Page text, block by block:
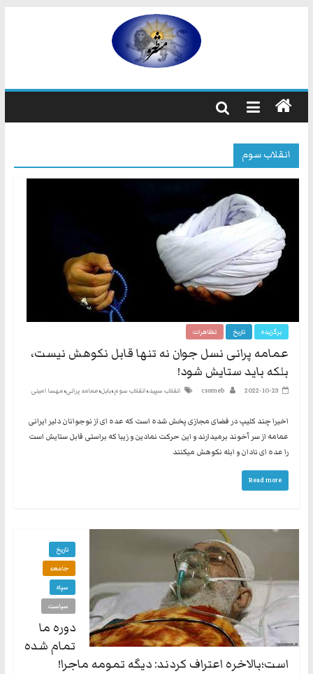
مشروطه
مشروطه
حزب
راه
است
نه
و
به
مشروعه
انقلاب سوم
برگزیده تاریخ تظاهرات
عمامه پرانی نسل جوان نه تنها قابل نکوهش نیست،
بلکه باید ستایش شود!
2022-10-23
csomeb انقلاب سپید،انقلاب سوم،بابل،عمامه پرانی،مهسا امینی
اخیرا چند کلیپ در فضای مجازی پخش شده است که عده ای از نوجوانان دلیر ایرانی
عمامه از سر آخوند برمیدارند و این حرکت نمادین و زیبا که براستی قابل ستایش است
را عده ای نادان و ابله نکوهش میکنند
Read more
تاریخ
جامعه
سپاه
سیاست
دوره ما
تمام شده
است؛بالاخره اعتراف کردند: دیگه تمومه ماجرا!